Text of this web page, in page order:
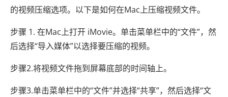
的视频压缩选项。以下是如何在Mac上压缩视频文件。
步骤 1. 在Mac上打开 iMovie。单击菜单栏中的“文件”，然
后选择“导入媒体”以选择要压缩的视频。
步骤2.将视频文件拖到屏幕底部的时间轴上。
步骤3.单击菜单栏中的“文件”并选择“共享”，然后选择“文